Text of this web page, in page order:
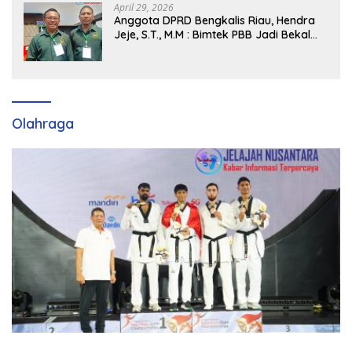
April 29, 2026
Anggota DPRD Bengkalis Riau, Hendra
Jeje, S.T., M.M : Bimtek PBB Jadi Bekal
Olahraga